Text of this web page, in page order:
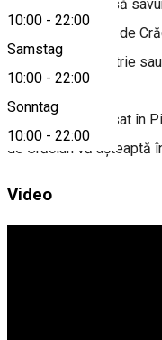
10:00 - 22:00
Samstag
10:00 - 22:00
Sonntag
10:00 - 22:00
patine şi doresc să
magică a Târgului de
întreacă in măiestrie
Patinoarul amplasat în
de Crăciun vă așteaptă
Video